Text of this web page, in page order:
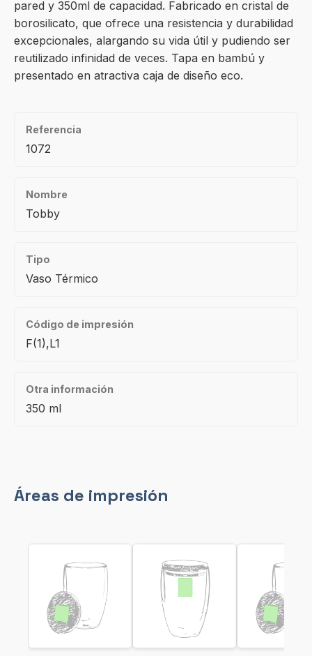
pared y 350ml de capacidad. Fabricado en cristal de
borosilicato, que ofrece una resistencia y durabilidad
excepcionales, alargando su vida útil y pudiendo ser
reutilizado infinidad de veces. Tapa en bambú y
presentado en atractiva caja de diseño eco.
Referencia
1072
Nombre
Tobby
Tipo
Vaso Térmico
Código de impresión
F(1),L1
Otra información
350 ml
Áreas de impresión